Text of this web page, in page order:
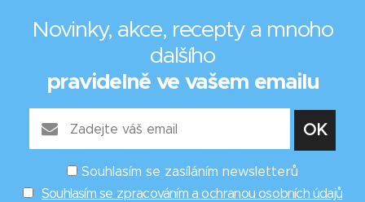
Novinky, akce, recepty a mnoho
dalšího
pravidelně ve vašem emailu
Souhlasím se zasíláním newsletterů
Souhlasím se zpracováním a ochranou osobních údajů